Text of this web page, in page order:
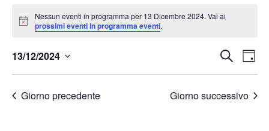
Notice
Nessun eventi in programma per 13 Dicembre 2024. Vai ai
prossimi eventi in programma eventi.
Cerca
13/12/2024
Seleziona
Giorno precedente Giorno successivo